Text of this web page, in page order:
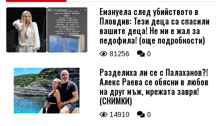
Емануела след убийството в
Пловдив: Тези деца са спасили
вашите деца! Не ми е жал за
педофила! (още подробности)
81256 0
Разделиха ли се с Палаханов?!
Алекс Раева се обясни в любов
на друг мъж, мрежата завря!
(СНИМКИ)
14910 0